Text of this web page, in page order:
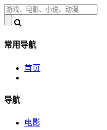
常用导航
首页
导航
电影